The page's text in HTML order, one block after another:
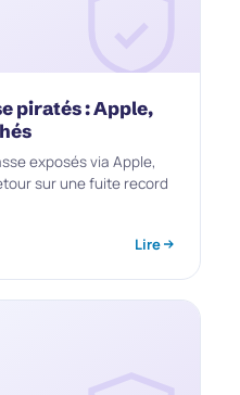
piratés : Apple,
exposés via Apple,
sur une fuite record
Lire